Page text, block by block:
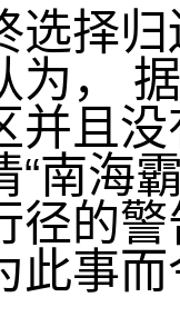
选择
为，
并且
“南海
径的
此事